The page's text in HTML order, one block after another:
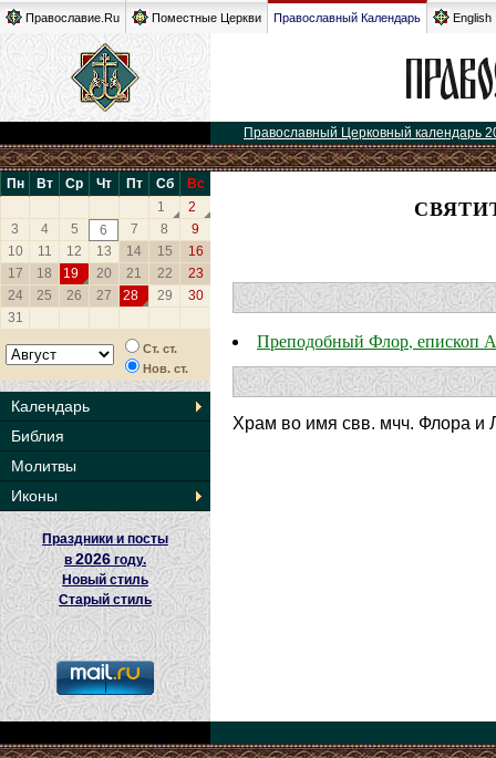
Православие.Ru Поместные Церкви Православный Календарь English
Православный Церковный календарь
Пн Вт Ср Чт Пт Сб
Вс
1
2
3
4 5 6 7 8
9
10
11 12 13 14 15
16
17
18 19 20 21 22
23
24
25 26 27 28 29
30
31
Ст. ст.
Нов. ст.
Календарь
Библия
Молитвы
Иконы
Праздники и посты
в2026 году.
Новый стиль
Старый стиль
Преподобный Флор, епископ
Храм во имя свв. мчч. Флора и